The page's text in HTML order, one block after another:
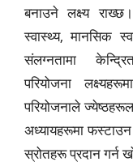
बनाउने लक्ष्य
स्वास्थ्य, मानसिक
संलग्नतामा
परियोजना
परियोजनाले
अध्यायहरूमा
स्रोतहरू प्रदान गर्न